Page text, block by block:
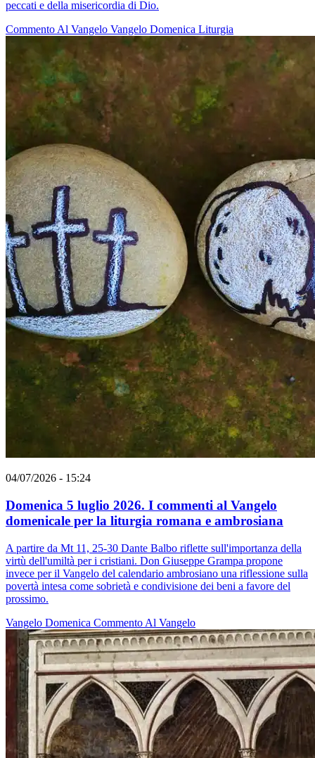
peccati e della misericordia di Dio.
Commento Al Vangelo Vangelo Domenica Liturgia
04/07/2026 - 15:24
Domenica 5 luglio 2026. I commenti al Vangelo
domenicale per la liturgia romana e ambrosiana
A partire da Mt 11, 25-30 Dante Balbo riflette sull'importanza della
virtù dell'umiltà per i cristiani. Don Giuseppe Grampa propone
invece per il Vangelo del calendario ambrosiano una riflessione sulla
povertà intesa come sobrietà e condivisione dei beni a favore del
prossimo.
Vangelo Domenica Commento Al Vangelo